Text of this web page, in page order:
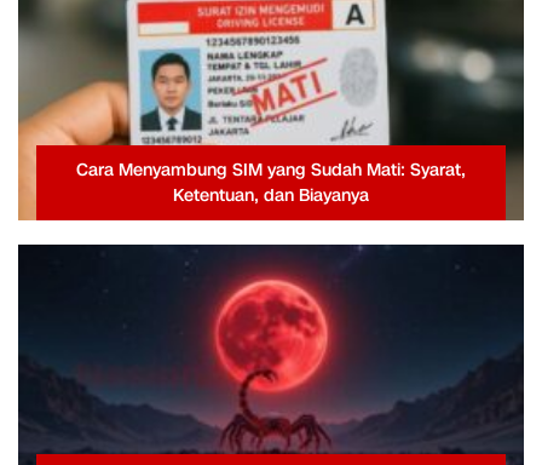
Cara Menyambung SIM yang Sudah Mati: Syarat,
Ketentuan, dan Biayanya